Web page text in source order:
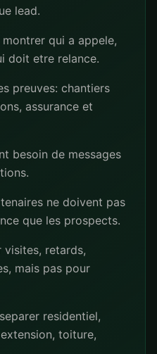
lead.
qui a appele,
doit etre relance.
preuves: chantiers
assurance et
besoin de messages
ne doivent pas
que les prospects.
visites, retards,
mais pas pour
residentiel,
toiture,